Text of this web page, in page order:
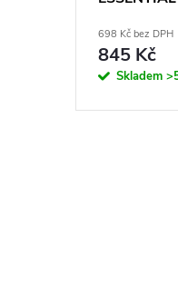
698 Kč bez DPH
845 Kč
Skladem